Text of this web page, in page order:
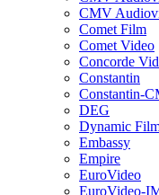
CMV
Comet Film
Comet Video
Concorde
Constantin
Constantin-
DEG
Dynamic
Embassy
Empire
EuroVideo
EuroVideo-